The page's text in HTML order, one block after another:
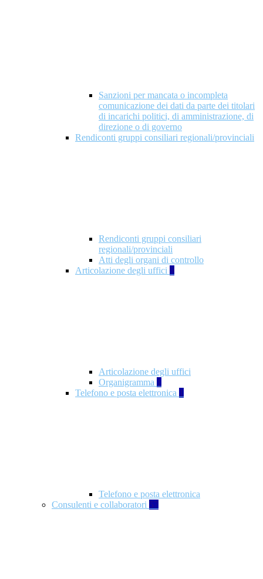
Sanzioni per mancata o incompleta
comunicazione dei dati da parte dei titolari
di incarichi politici, di amministrazione, di
direzione o di governo
Rendiconti gruppi consiliari regionali/provinciali
Rendiconti gruppi consiliari
regionali/provinciali
Atti degli organi di controllo
Articolazione degli uffici 9
Articolazione degli uffici
Organigramma 1
Telefono e posta elettronica 1
Telefono e posta elettronica
Consulenti e collaboratori 57